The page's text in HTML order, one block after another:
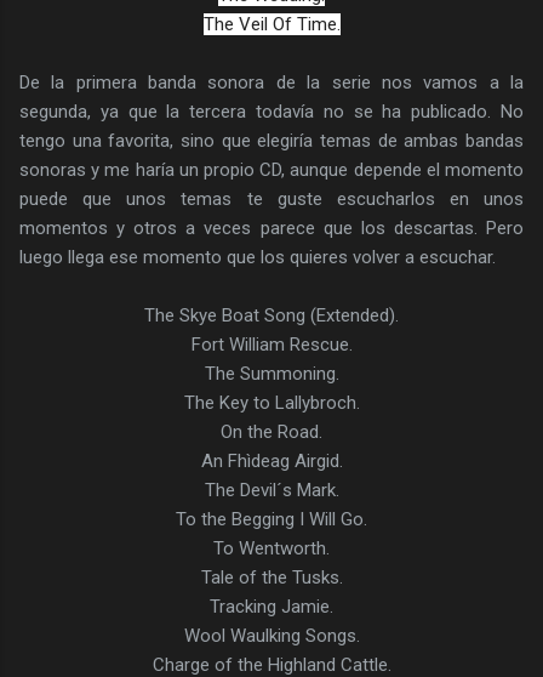
The Veil Of Time.
De la primera banda sonora de la serie nos vamos a la
segunda, ya que la tercera todavía no se ha publicado. No
tengo una favorita, sino que elegiría temas de ambas bandas
sonoras y me haría un propio CD, aunque depende el momento
puede que unos temas te guste escucharlos en unos
momentos y otros a veces parece que los descartas. Pero
luego llega ese momento que los quieres volver a escuchar.
The Skye Boat Song (Extended).
Fort William Rescue.
The Summoning.
The Key to Lallybroch.
On the Road.
An Fhìdeag Airgid.
The Devil´s Mark.
To the Begging I Will Go.
To Wentworth.
Tale of the Tusks.
Tracking Jamie.
Wool Waulking Songs.
Charge of the Highland Cattle.